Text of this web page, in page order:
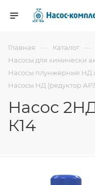
Главная — Каталог —
Насосы для химически
Насосы плунжерные НД
Насосы НД (редуктор
Насос
К14